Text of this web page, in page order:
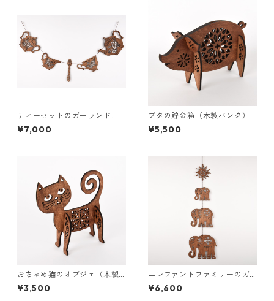
ティーセットのガーランド
（木の壁飾り）
¥7,000
ブタの貯金箱（木製バンク）
¥5,500
おちゃめ猫のオブジェ（木製
インテリア）
¥3,500
エレファントファミリーのガ
ーランド（木の壁飾り）
¥6,600